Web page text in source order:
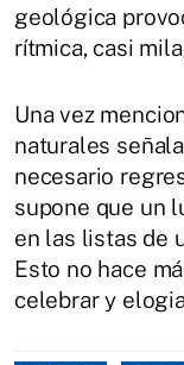
geológica
rítmica, casi
Una vez
naturales
necesario
supone que un
en las listas de
Esto no hace
celebrar y